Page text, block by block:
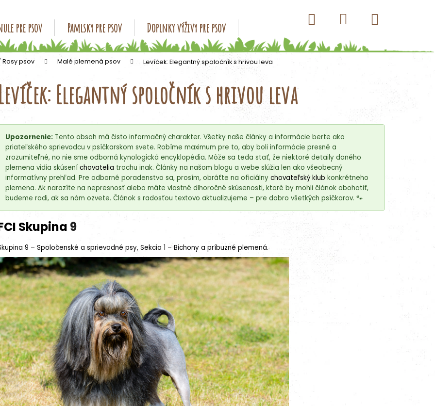
pre psov Pamlsky pre psov Doplnky výživy pre psov Konzervy pre psov Kapsičky pre psov
Hľadať Prihlásenie
košík
psov Malé plemená psov Levíček: Elegantný spoločník s hrivou leva
18kg (2x9kg)
Elegantný spoločník s hrivou leva
Upozornenie: Tento obsah má čisto informačný charakter. Všetky naše články a informácie berte ako
priateľského sprievodcu v psíčkarskom svete. Robíme maximum pre to, aby boli informácie presné a
zrozumiteľné, no nie sme odborná kynologická encyklopédia. Môže sa teda stať, že niektoré detaily daného
plemena vidia skúsení chovatelia trochu inak. Články na našom blogu a webe slúžia len ako všeobecný
informatívny prehľad. Pre odborné poradenstvo sa, prosím, obráťte na oficiálny chovateľský klub konkrétneho
plemena. Ak narazíte na nepresnosť alebo máte vlastné dlhoročné skúsenosti, ktoré by mohli článok obohatiť,
budeme radi, ak sa nám ozvete. Článok s radosťou textovo aktualizujeme – pre dobro všetkých psíčkarov. 🐾
Skupina 9
9 – Spoločenské a sprievodné psy, Sekcia 1 – Bichony a príbuzné plemená.
Čo potrebujete nájsť?
HĽADAŤ
Odporúčame